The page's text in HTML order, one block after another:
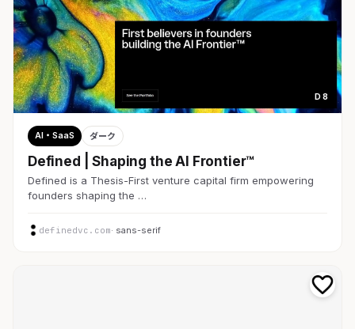
D 8
AI・SaaS ダーク
Defined | Shaping the AI Frontier™
Defined is a Thesis-First venture capital firm empowering
founders shaping the …
definedvc.com· sans-serif